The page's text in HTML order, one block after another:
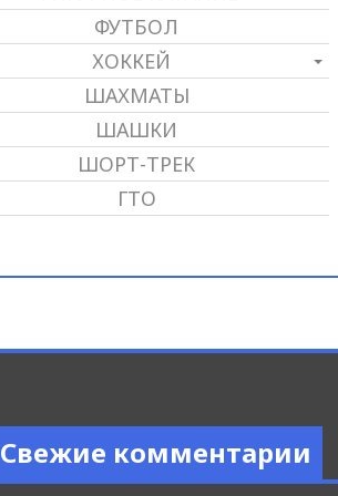
ФУТБОЛ
ХОККЕЙ
ШАХМАТЫ
ШАШКИ
ШОРТ-ТРЕК
ГТО
Свежие комментарии